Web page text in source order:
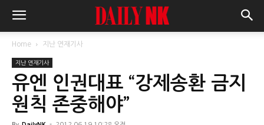
Home 지난 연재기사
지난 연재기사
유엔 인권대표 “강제송환 금지
원칙 존중해야”